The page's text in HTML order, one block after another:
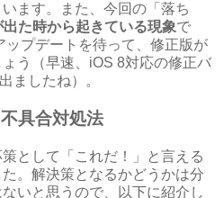
います。また、今回の「落ち
た時から起きている現象で
プデートを待って、修正版が
う（早速、iOS 8対応の修正バ
ましたね）。
具合対処法
として「これだ！」と言える
。解決策となるかどうかは分
いと思うので、以下に紹介し